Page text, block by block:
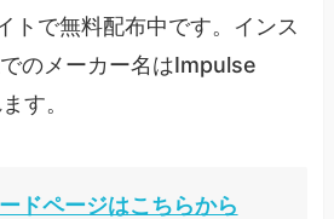
トで無料配布中です。インス
のメーカー名はImpulse
す。
ドページはこちらから